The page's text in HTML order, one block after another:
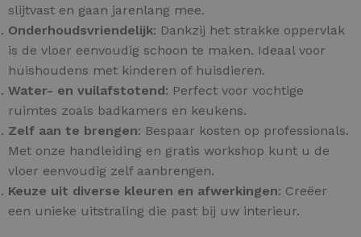
slijtvast en gaan jarenlang mee.
Onderhoudsvriendelijk: Dankzij het strakke oppervlak
is de vloer eenvoudig schoon te maken. Ideaal voor
huishoudens met kinderen of huisdieren.
Water- en vuilafstotend: Perfect voor vochtige
ruimtes zoals badkamers en keukens.
Zelf aan te brengen: Bespaar kosten op professionals.
Met onze handleiding en gratis workshop kunt u de
vloer eenvoudig zelf aanbrengen.
Keuze uit diverse kleuren en afwerkingen: Creëer
een unieke uitstraling die past bij uw interieur.